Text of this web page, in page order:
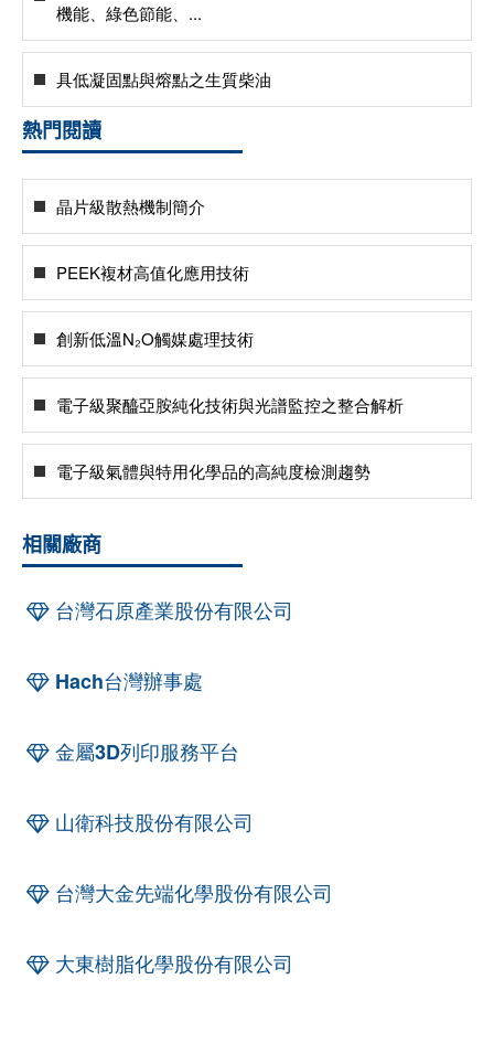
機能、綠色節能、...
具低凝固點與熔點之生質柴油
熱門閱讀
晶片級散熱機制簡介
PEEK複材高值化應用技術
創新低溫N₂O觸媒處理技術
電子級聚醯亞胺純化技術與光譜監控之整合解析
電子級氣體與特用化學品的高純度檢測趨勢
相關廠商
台灣石原產業股份有限公司
Hach台灣辦事處
金屬3D列印服務平台
山衛科技股份有限公司
台灣大金先端化學股份有限公司
大東樹脂化學股份有限公司